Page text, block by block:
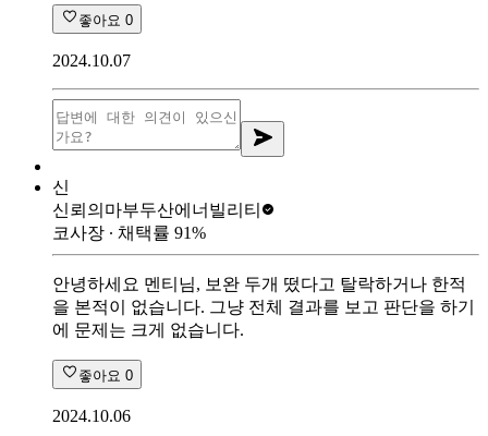
좋아요 0
2024.10.07
신
신뢰의마부두산에너빌리티
코사장 ∙ 채택률 91%
안녕하세요 멘티님, 보완 두개 떴다고 탈락하거나 한적
을 본적이 없습니다. 그냥 전체 결과를 보고 판단을 하기
에 문제는 크게 없습니다.
좋아요 0
2024.10.06